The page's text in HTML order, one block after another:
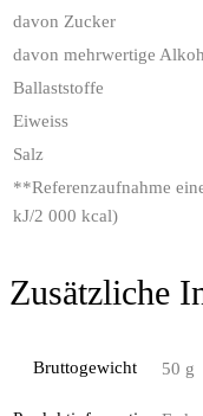
davon Zucker
davon mehrwertige
Ballaststoffe
Eiweiss
Salz
**Referenzaufnahme
kJ/2 000 kcal)
Zusätzliche
Bruttogewicht 50 g